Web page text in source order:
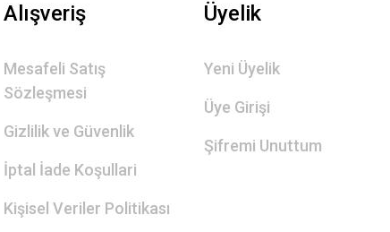
Alışveriş
Mesafeli Satış
Sözleşmesi
Gizlilik ve Güvenlik
İptal İade Koşullari
Kişisel Veriler Politikası
Üyelik
Yeni Üyelik
Üye Girişi
Şifremi Unuttum